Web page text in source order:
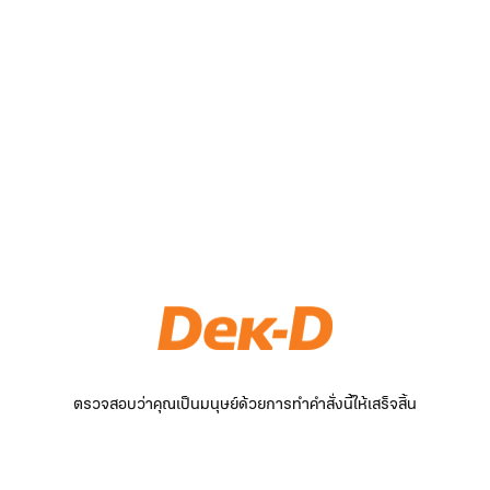
ตรวจสอบว่าคุณเป็นมนุษย์ด้วยการทำคำสั่งนี้ให้เสร็จสิ้น